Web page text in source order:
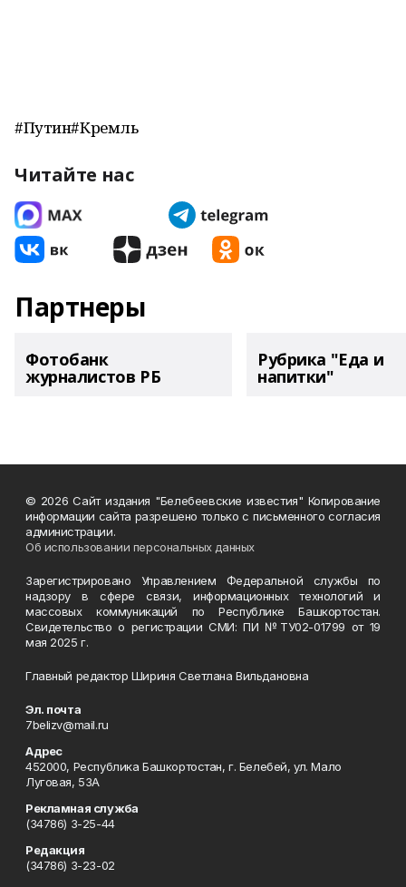
#Путин#Кремль
Читайте нас
Партнеры
Фотобанк
журналистов РБ
Рубрика "Еда и
напитки"
© 2026 Сайт издания "Белебеевские известия" Копирование
информации сайта разрешено только с письменного согласия
администрации.
Об использовании персональных данных
Зарегистрировано Управлением Федеральной службы по
надзору в сфере связи, информационных технологий и
массовых коммуникаций по Республике Башкортостан.
Свидетельство о регистрации СМИ: ПИ №ТУ02-01799 от 19
мая 2025 г.
Главный редактор Шириня Светлана Вильдановна
Эл. почта
7belizv@mail.ru
Адрес
452000, Республика Башкортостан, г. Белебей, ул. Мало
Луговая, 53А
Рекламная служба
(34786) 3-25-44
Редакция
(34786) 3-23-02